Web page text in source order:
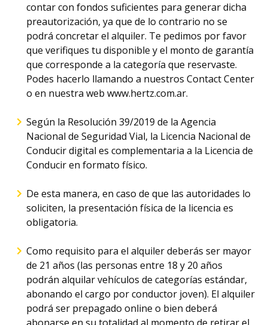
contar con fondos suficientes para generar dicha
preautorización, ya que de lo contrario no se
podrá concretar el alquiler. Te pedimos por favor
que verifiques tu disponible y el monto de garantía
que corresponde a la categoría que reservaste.
Podes hacerlo llamando a nuestros Contact Center
o en nuestra web www.hertz.com.ar.
Según la Resolución 39/2019 de la Agencia
Nacional de Seguridad Vial, la Licencia Nacional de
Conducir digital es complementaria a la Licencia de
Conducir en formato físico.
De esta manera, en caso de que las autoridades lo
soliciten, la presentación física de la licencia es
obligatoria.
Como requisito para el alquiler deberás ser mayor
de 21 años (las personas entre 18 y 20 años
podrán alquilar vehículos de categorías estándar,
abonando el cargo por conductor joven). El alquiler
podrá ser prepagado online o bien deberá